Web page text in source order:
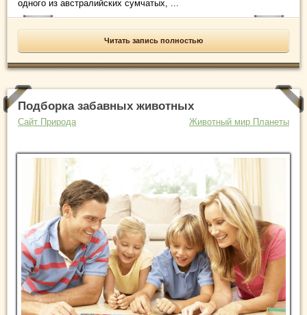
одного из австралийских сумчатых, ...
Читать запись полностью
Подборка забавных животных
Сайт Природа Животный мир Планеты